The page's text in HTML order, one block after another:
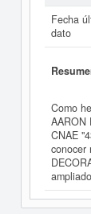
Fecha
dato
Como
AARON
CNAE
conocer